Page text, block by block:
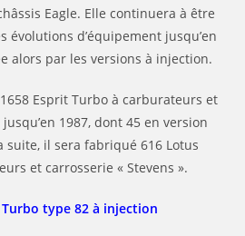
Eagle. Elle continuera à être
évolutions d’équipement jusqu’en
alors par les versions à injection.
Esprit Turbo à carburateurs et
1987, dont 45 en version
suite, il sera fabriqué 616 Lotus
et carrosserie « Stevens ».
type 82 à injection